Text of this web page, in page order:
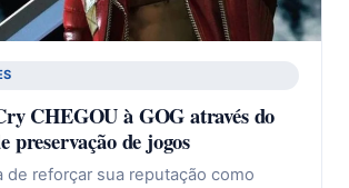
CHEGOU à GOG através do
preservação de jogos
de reforçar sua reputação como